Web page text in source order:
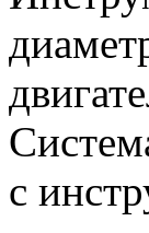
с